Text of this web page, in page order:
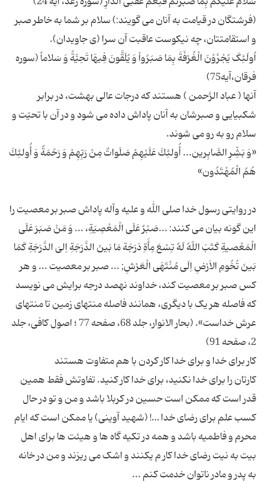
(فرشتگان در قیامت به آنان مى گویند:) سلام بر شما به خاطر صبر
اُولَئِکَ یُجْزَوْنَ الْغُرْفَةَ بِمَا صَبَرُواْ وَ یُلَقَّونَ فِیهَا تَحِیَّةً وَ سَلاماً (سوره
آنها ( عباد الرَّحمن ) هستند که درجات عالى بهشت، در برابر
شکبیایى و صبرشان به آنان پاداش داده مى شود و در آن با تحیّت و
«وَ بَشِّرِ الصَّابِرین... أُولئِكَ عَلَیْهِمْ صَلَواتٌ مِنْ رَبِّهِمْ وَ رَحْمَةٌ وَ أُولئِكَ
در روایتی رسول خدا صلی الله و علیه وآله پاداش صبر بر معصیت را
این گونه بیان می کنند: ...صَبْرٌ عَلَى الْمَعْصِیَةِ، ... وَ مَنْ صَبَرَ عَلَى
الْمَعْصیةِ کَتَبَ اللّهُ لَهُ تِسْعَ مِأَةِ دَرَجَة مَا بَینَ الدَّرَجَةِ اِلىَ الدَّرَجَةِ کَمَا
بَینَ تُخُومِ الاَرْضِ اِلَى مُنْتَهَى الْعَرْشِ; ... صبر بر معصیت ... و هر
کس صبر بر معصیت کند، خداوند نهصد درجه برایش مى نویسد
که فاصله هر یک با دیگرى، همانند فاصله منتهاى زمین تا منتهاى
عرش خداست». (بحار الانوار، جلد 68، صفحه 77 ؛ اصول کافى، جلد
کارتان را برای خدا نکنید، برای خدا کار کنید. تفاوتش فقط همین
قدر است که ممکن است حسین در کربلا باشد و من و تو در حال
کسب علم برای رضای خدا …! (شهید آوینی) یا ممکن است که ایام
محرم و فاطمیه باشد و همه در تکیه گاه ها و هیئت ها برای اهل
بیت به نیت رضای خدا کار م یکنند و اشک می ریزند و من در خانه